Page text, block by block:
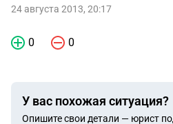
24 августа 2013, 20:17
0 0
У вас похожая ситуация?
Опишите свои детали — юрист